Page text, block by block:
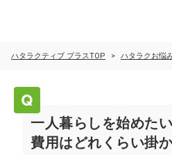
ハタラクティブ プラスTOP ハタラクお悩
一人暮らしを始めた
費用はどれくらい掛